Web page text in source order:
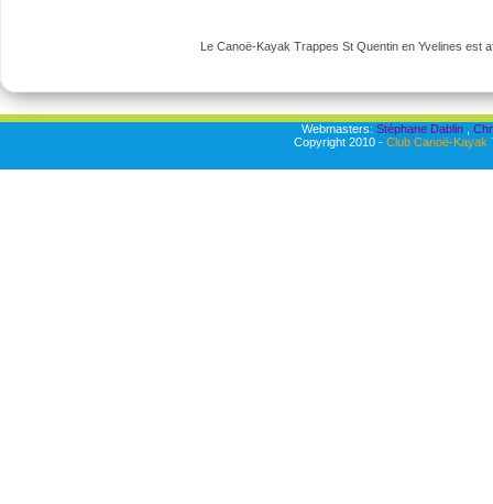
Le Canoë-Kayak Trappes St Quentin en Yvelines est
Webmasters: Stéphane Dablin,
Copyright 2010 - Club Canoë-Kayak